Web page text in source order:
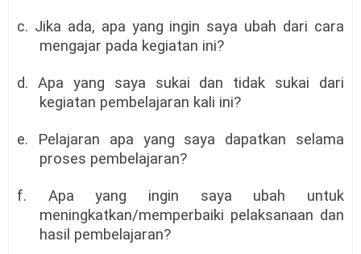
c. Jika ada, apa yang ingin saya ubah dari cara
mengajar pada kegiatan ini?
d. Apa yang saya sukai dan tidak sukai dari
kegiatan pembelajaran kali ini?
e. Pelajaran apa yang saya dapatkan selama
proses pembelajaran?
f. Apa yang ingin saya ubah untuk
meningkatkan/memperbaiki pelaksanaan dan
hasil pembelajaran?